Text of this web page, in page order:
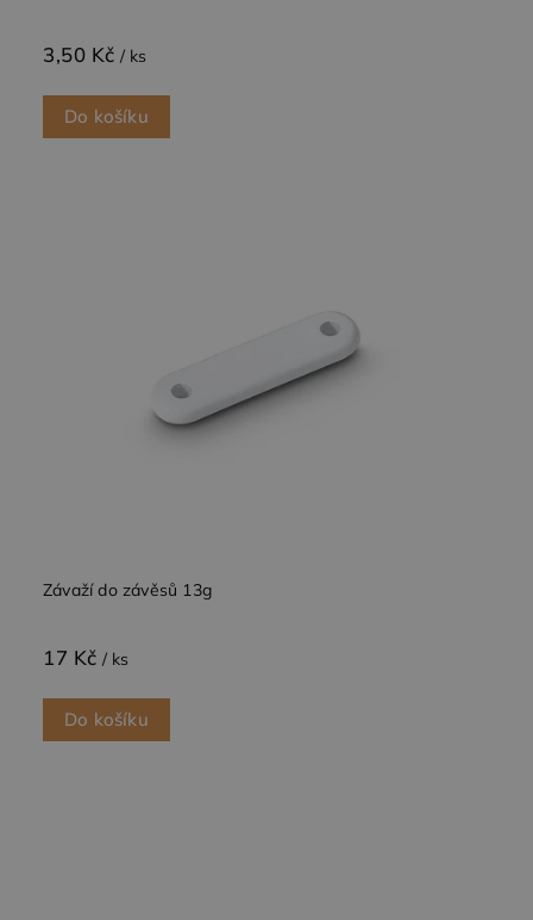
3,50 Kč / ks
Do košíku
Závaží do závěsů 13g
17 Kč / ks
Do košíku